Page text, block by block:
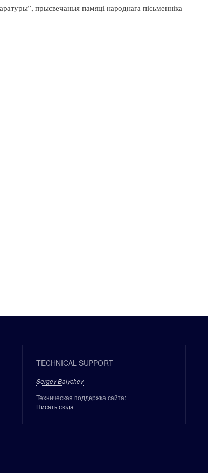
прысвечаныя памяці народнага пісьменніка
TECHNICAL SUPPORT
Sergey Balychev
Техническая поддержка сайта:
Писать сюда